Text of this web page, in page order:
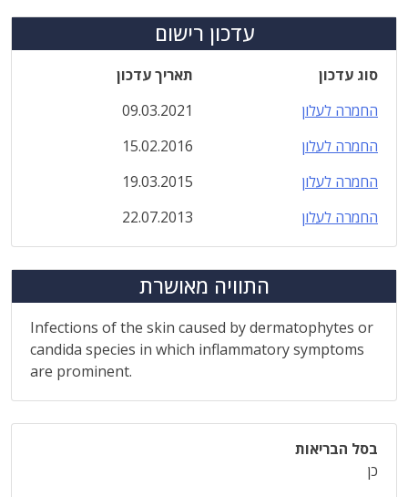
עדכון רישום
סוג עדכון
תאריך עדכון
החמרה לעלון
09.03.2021
החמרה לעלון
15.02.2016
החמרה לעלון
19.03.2015
החמרה לעלון
22.07.2013
התוויה מאושרת
Infections of the skin caused by dermatophytes or
candida species in which inflammatory symptoms
are prominent.
בסל הבריאות
כן